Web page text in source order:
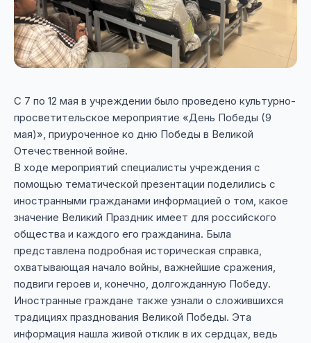
С 7 по 12 мая в учреждении было проведено культурно-
просветительское мероприятие «День Победы (9
мая)», приуроченное ко дню Победы в Великой
Отечественной войне.
В ходе мероприятий специалисты учреждения с
помощью тематической презентации поделились с
иностранными гражданами информацией о том, какое
значение Великий Праздник имеет для российского
общества и каждого его гражданина. Была
представлена подробная историческая справка,
охватывающая начало войны, важнейшие сражения,
подвиги героев и, конечно, долгожданную Победу.
Иностранные граждане также узнали о сложившихся
традициях празднования Великой Победы. Эта
информация нашла живой отклик в их сердцах, ведь